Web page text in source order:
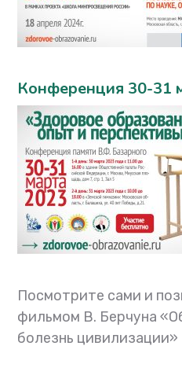
Конференция 30-31
Посмотрите сами и
фильмом В. Берчуна
болезнь цивилизации»